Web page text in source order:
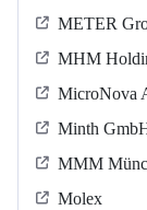
METER
MHM
MicroNova
Minth
MMM
Molex